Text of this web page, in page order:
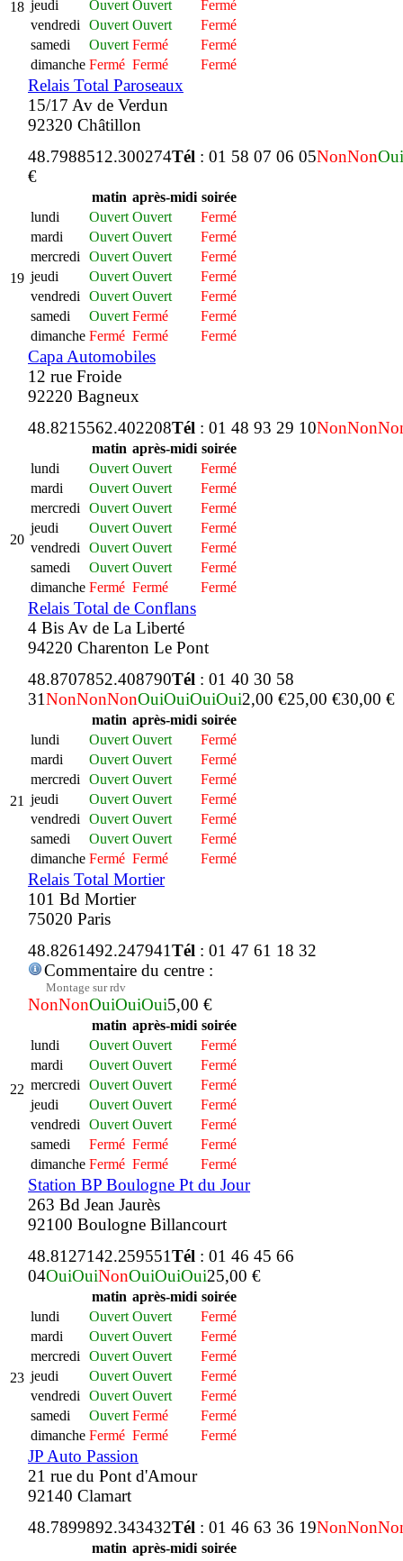
18 jeudi
Ouvert Ouvert
Fermé
vendredi
Ouvert Ouvert
Fermé
samedi
Ouvert Fermé
Fermé
dimanche Fermé Fermé Fermé
Relais Total Paroseaux
15/17 Av de Verdun
92320 Châtillon
19
48.798851 2.300274Tél : 01 58 07 06 05NonNonOui
€
matin après-midi soirée
lundi
Ouvert Ouvert
Fermé
mardi
Ouvert Ouvert
Fermé
mercredi
Ouvert Ouvert
Fermé
jeudi
Ouvert Ouvert
Fermé
vendredi
Ouvert Ouvert
Fermé
samedi
Ouvert Fermé
Fermé
dimanche Fermé Fermé Fermé
Capa Automobiles
12 rue Froide
92220 Bagneux
20
48.8215562.402208Tél : 01 48 93 29 10NonNon
matin après-midi soirée
lundi
Ouvert Ouvert
Fermé
mardi
Ouvert Ouvert
Fermé
mercredi
Ouvert Ouvert
Fermé
jeudi
Ouvert Ouvert
Fermé
vendredi
Ouvert Ouvert
Fermé
samedi
Ouvert Ouvert
Fermé
dimanche Fermé Fermé Fermé
Relais Total de Conflans
4 Bis Av de La Liberté
94220 Charenton Le Pont
21
48.8707852.408790Tél : 01 40 30 58
31NonNonNonOuiOuiOuiOui2,00 €25,00 €30,00 €
matin après-midi soirée
lundi
Ouvert Ouvert
Fermé
mardi
Ouvert Ouvert
Fermé
mercredi
Ouvert Ouvert
Fermé
jeudi
Ouvert Ouvert
Fermé
vendredi
Ouvert Ouvert
Fermé
samedi
Ouvert Ouvert
Fermé
dimanche Fermé Fermé Fermé
Relais Total Mortier
101 Bd Mortier
75020 Paris
22
48.8261492.247941Tél : 01 47 61 18 32
Commentaire du centre :
Montage sur rdv
NonNonOuiOuiOui5,00 €
matin après-midi soirée
lundi
Ouvert Ouvert
Fermé
mardi
Ouvert Ouvert
Fermé
mercredi
Ouvert Ouvert
Fermé
jeudi
Ouvert Ouvert
Fermé
vendredi
Ouvert Ouvert
Fermé
samedi
Fermé Fermé
Fermé
dimanche Fermé Fermé Fermé
Station BP Boulogne Pt du Jour
263 Bd Jean Jaurès
92100 Boulogne Billancourt
23
48.8127142.259551Tél : 01 46 45 66
04OuiOuiNonOuiOuiOui25,00 €
matin après-midi soirée
lundi
Ouvert Ouvert
Fermé
mardi
Ouvert Ouvert
Fermé
mercredi
Ouvert Ouvert
Fermé
jeudi
Ouvert Ouvert
Fermé
vendredi
Ouvert Ouvert
Fermé
samedi
Ouvert Fermé
Fermé
dimanche Fermé Fermé Fermé
JP Auto Passion
21 rue du Pont d'Amour
92140 Clamart
48.7899892.343432Tél : 01 46 63 36 19NonNon
matin après-midi soirée